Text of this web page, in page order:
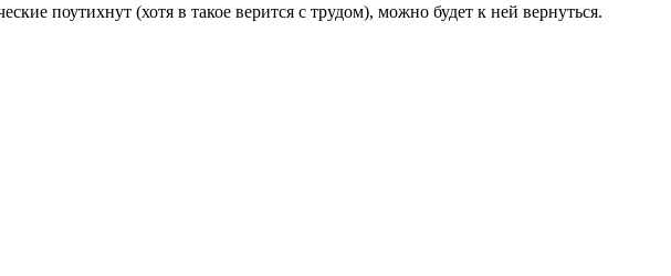
поутихнут (хотя в такое верится с трудом), можно будет к ней вернуться.